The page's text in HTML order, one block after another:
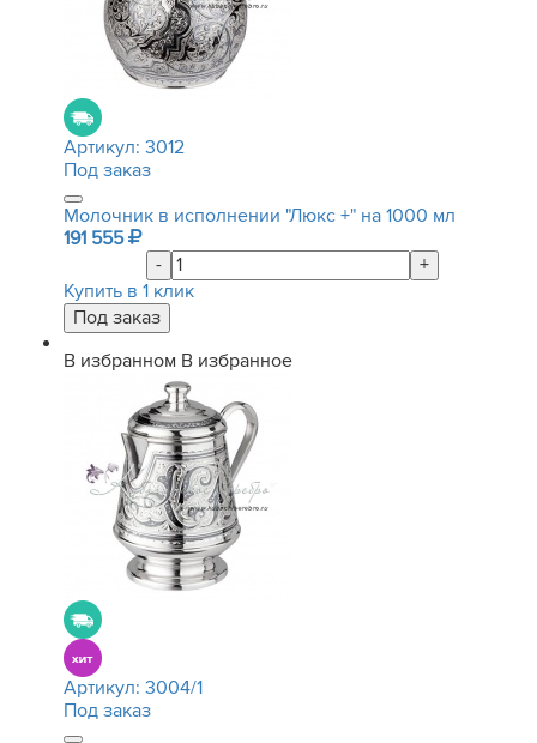
Артикул: 3012
Под заказ
Молочник в исполнении "Люкс +" на 1000 мл
191 555
-
+
Купить в 1 клик
В избранном В избранное
Артикул: 3004/1
Под заказ